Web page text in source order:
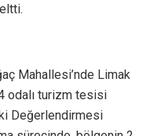
Mahallesi’nde Limak
odalı turizm tesisi
Değerlendirmesi